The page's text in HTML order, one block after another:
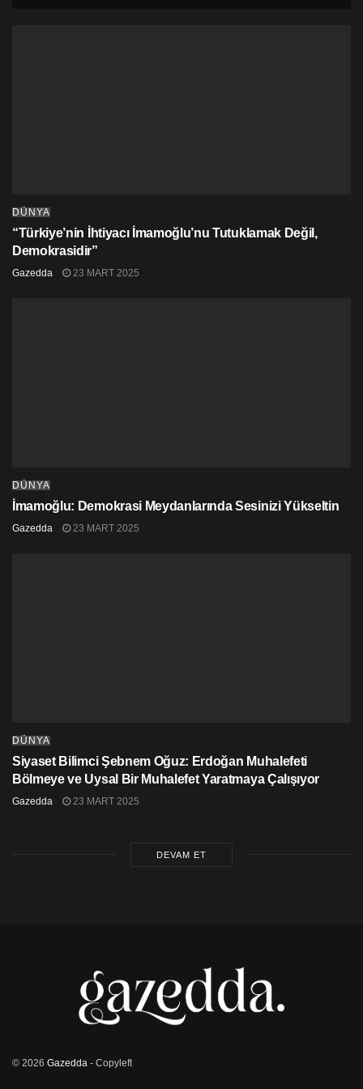
DÜNYA
“Türkiye’nin İhtiyacı İmamoğlu’nu Tutuklamak Değil,
Demokrasidir”
Gazedda 23 MART 2025
DÜNYA
İmamoğlu: Demokrasi Meydanlarında Sesinizi Yükseltin
Gazedda 23 MART 2025
DÜNYA
Siyaset Bilimci Şebnem Oğuz: Erdoğan Muhalefeti
Bölmeye ve Uysal Bir Muhalefet Yaratmaya Çalışıyor
Gazedda 23 MART 2025
DEVAM ET
© 2026 Gazedda - Copyleft